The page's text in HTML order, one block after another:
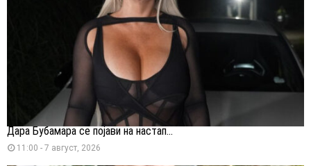
Дара Бубамара се појави на настап...
11:00 - 7 август, 2026